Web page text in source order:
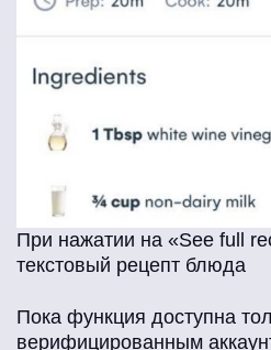
При нажатии на «See full
текстовый рецепт блюда
Пока функция доступна
верифицированным